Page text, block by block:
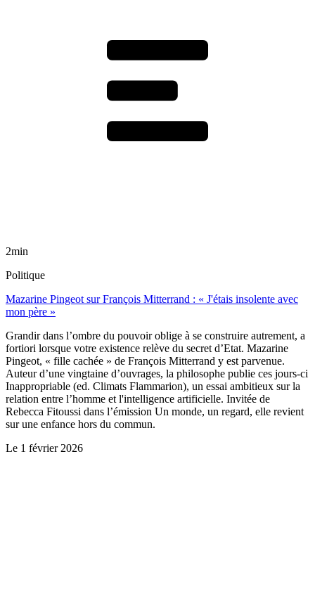
2min
Politique
Mazarine Pingeot sur François Mitterrand : « J'étais insolente avec
mon père »
Grandir dans l’ombre du pouvoir oblige à se construire autrement, a
fortiori lorsque votre existence relève du secret d’Etat. Mazarine
Pingeot, « fille cachée » de François Mitterrand y est parvenue.
Auteur d’une vingtaine d’ouvrages, la philosophe publie ces jours-ci
Inappropriable (ed. Climats Flammarion), un essai ambitieux sur la
relation entre l’homme et l'intelligence artificielle. Invitée de
Rebecca Fitoussi dans l’émission Un monde, un regard, elle revient
sur une enfance hors du commun.
Le 1 février 2026